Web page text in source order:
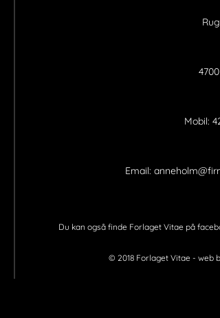
Mobil:
Email:
Du kan også finde Forlaget Vitae på
© 2018 Forlaget Vitae - web